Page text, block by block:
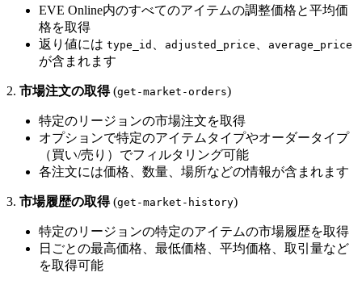
EVE Online内のすべてのアイテムの調整価格と平均価
格を取得
返り値には type_id adjusted_price average_price
が含まれます
2. 市場注文の取得(get-market-orders)
特定のリージョンの市場注文を取得
オプションで特定のアイテムタイプやオーダータイプ
（買い/売り）でフィルタリング可能
各注文には価格、数量、場所などの情報が含まれます
3. 市場履歴の取得(get-market-history)
特定のリージョンの特定のアイテムの市場履歴を取得
日ごとの最高価格、最低価格、平均価格、取引量など
を取得可能